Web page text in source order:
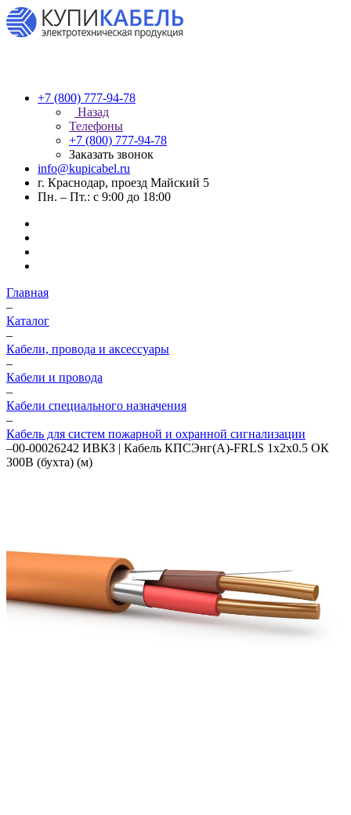
+7 (800) 777-94-78
Назад
Телефоны
+7 (800) 777-94-78
Заказать звонок
info@kupicabel.ru
г. Краснодар, проезд Майский 5
Пн. – Пт.: с 9:00 до 18:00
Главная
–
Каталог
–
Кабели, провода и аксессуары
–
Кабели и провода
–
Кабели специального назначения
–
Кабель для систем пожарной и охранной сигнализации
–00-00026242 ИВКЗ | Кабель КПСЭнг(А)-FRLS 1х2х0.5 ОК
300В (бухта) (м)